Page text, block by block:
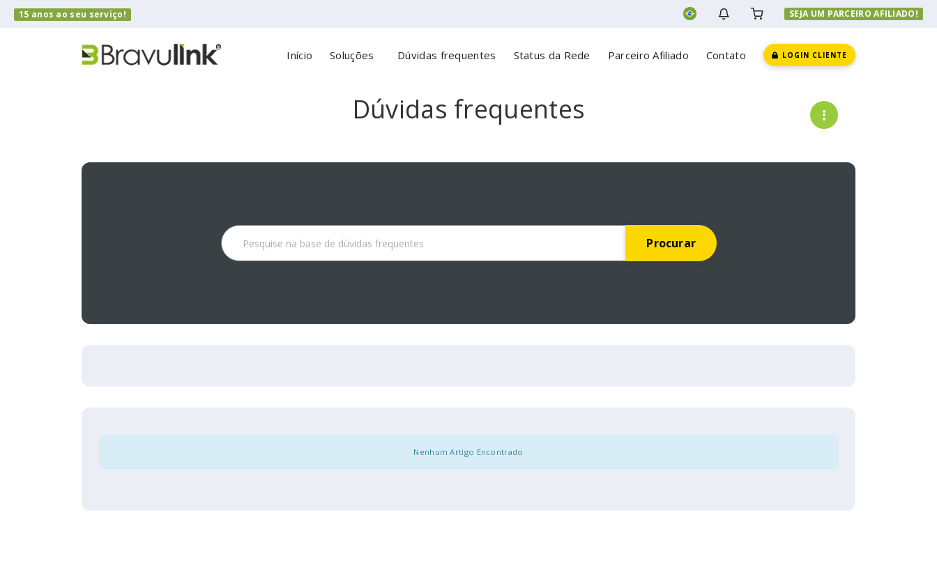
15 anos ao seu serviço! SEJA UM PARCEIRO AFILIADO!
Início Soluções Dúvidas frequentes Status da Rede Parceiro Afiliado Contato LOGIN CLIENTE
Dúvidas frequentes
Nenhum Artigo Encontrado